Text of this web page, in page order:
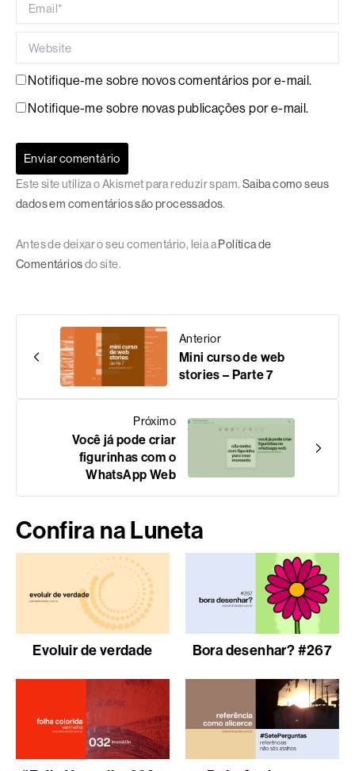
Notifique-me sobre novos comentários por e-mail.
Notifique-me sobre novas publicações por e-mail.
Este site utiliza o Akismet para reduzir spam. Saiba como seus
dados em comentários são processados.
Antes de deixar o seu comentário, leia aPolítica de
Comentáriosdo site.
Anterior
Mini curso de web
stories – Parte 7
Próximo
Você já pode criar
figurinhas com o
WhatsApp Web
Confira na Luneta
Evoluir de verdade Bora desenhar? #267